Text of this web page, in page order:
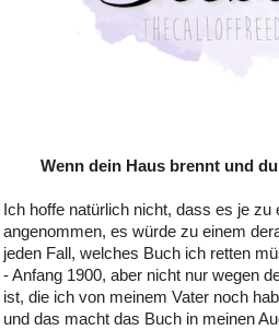
Wenn dein Haus brennt und
Ich hoffe natürlich nicht, dass es je
angenommen, es würde zu einem
jeden Fall, welches Buch ich retten
- Anfang 1900, aber nicht nur wegen
ist, die ich von meinem Vater noch
und das macht das Buch in meinen